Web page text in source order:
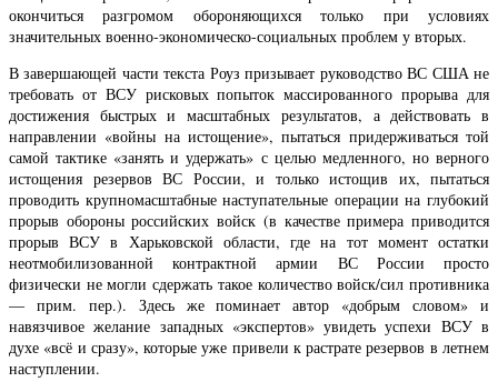
окончиться разгромом обороняющихся только при условиях
значительных военно-экономическо-социальных проблем у вторых.
В завершающей части текста Роуз призывает руководство ВС США не
требовать от ВСУ рисковых попыток массированного прорыва для
достижения быстрых и масштабных результатов, а действовать в
направлении «войны на истощение», пытаться придерживаться той
самой тактике «занять и удержать» с целью медленного, но верного
истощения резервов ВС России, и только истощив их, пытаться
проводить крупномасштабные наступательные операции на глубокий
прорыв обороны российских войск (в качестве примера приводится
прорыв ВСУ в Харьковской области, где на тот момент остатки
неотмобилизованной контрактной армии ВС России просто
физически не могли сдержать такое количество войск/сил противника
— прим. пер.). Здесь же поминает автор «добрым словом» и
навязчивое желание западных «экспертов» увидеть успехи ВСУ в
духе «всё и сразу», которые уже привели к растрате резервов в летнем
наступлении.